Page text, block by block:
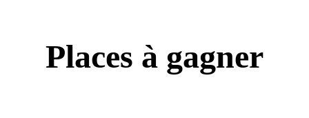
Places à gagner